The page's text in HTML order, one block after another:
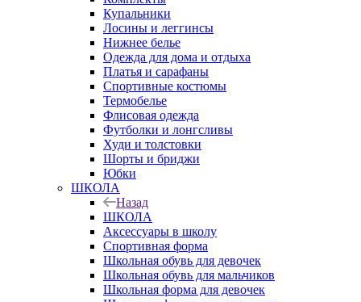
Купальники
Лосины и леггинсы
Нижнее белье
Одежда для дома и отдыха
Платья и сарафаны
Спортивные костюмы
Термобелье
Флисовая одежда
Футболки и лонгсливы
Худи и толстовки
Шорты и бриджи
Юбки
ШКОЛА
Назад
ШКОЛА
Аксессуары в школу
Спортивная форма
Школьная обувь для девочек
Школьная обувь для мальчиков
Школьная форма для девочек